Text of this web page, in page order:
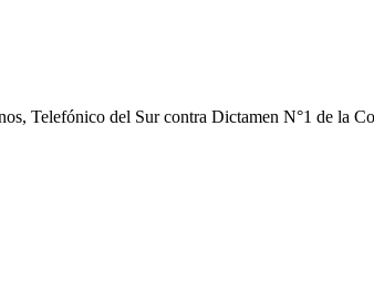
Telefónico del Sur contra Dictamen N°1 de la